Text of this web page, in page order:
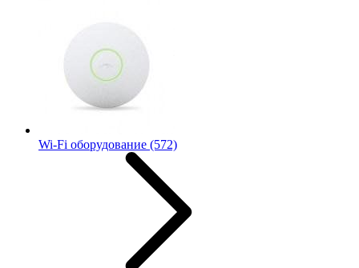
Wi-Fi оборудование (572)